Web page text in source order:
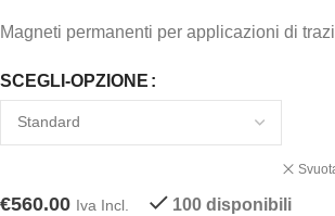
Magneti permanenti per applicazioni di
SCEGLI-OPZIONE
€560.00 Iva Incl. 100 disponibili